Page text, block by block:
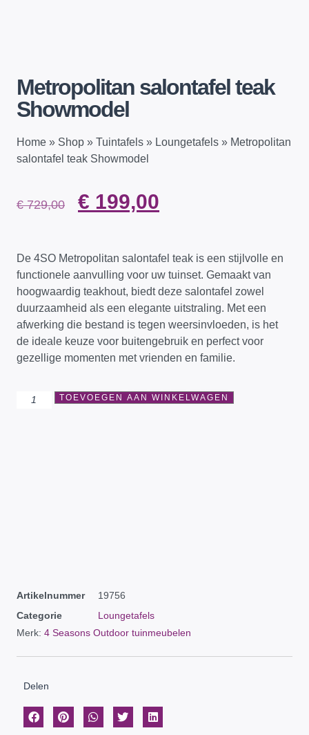
Metropolitan salontafel teak
Showmodel
Home » Shop » Tuintafels » Loungetafels » Metropolitan
salontafel teak Showmodel
€729,00 € 199,00
De 4SO Metropolitan salontafel teak is een stijlvolle en
functionele aanvulling voor uw tuinset. Gemaakt van
hoogwaardig teakhout, biedt deze salontafel zowel
duurzaamheid als een elegante uitstraling. Met een
afwerking die bestand is tegen weersinvloeden, is het
de ideale keuze voor buitengebruik en perfect voor
gezellige momenten met vrienden en familie.
TOEVOEGEN AAN WINKELWAGEN
Artikelnummer
19756
Categorie
Loungetafels
Merk: 4 Seasons Outdoor tuinmeubelen
Delen